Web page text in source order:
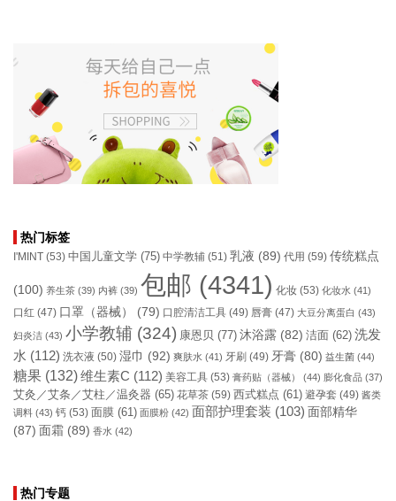
热门标签
I'MINT (53) 中国儿童文学 (75) 中学教辅 (51) 乳液 (89) 代用 (59) 传统糕点
(100) 养生茶 (39) 内裤 (39) 包邮 (4341) 化妆 (53) 化妆水 (41)
口红 (47) 口罩（器械） (79) 口腔清洁工具 (49) 唇膏 (47) 大豆分离蛋白 (43)
妇炎洁 (43) 小学教辅 (324) 康恩贝 (77) 沐浴露 (82) 洁面 (62) 洗发
水 (112) 洗衣液 (50) 湿巾 (92) 爽肤水 (41) 牙刷 (49) 牙膏 (80) 益生菌 (44)
糖果 (132)维生素C (112) 美容工具 (53) 膏药贴（器械） (44) 膨化食品 (37)
艾灸／艾条／艾柱／温灸器 (65) 花草茶 (59) 西式糕点 (61) 避孕套 (49) 酱类
调料 (43) 钙 (53) 面膜 (61) 面膜粉 (42) 面部护理套装 (103) 面部精华
(87) 面霜 (89) 香水 (42)
热门专题